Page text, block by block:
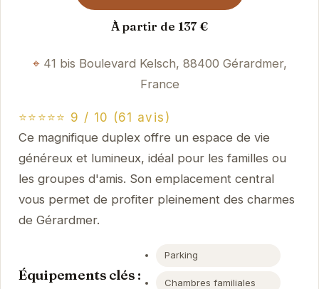
À partir de 137 €
41 bis Boulevard Kelsch, 88400 Gérardmer,
France
⭐⭐⭐⭐⭐ 9 / 10 (61 avis)
Ce magnifique duplex offre un espace de vie
généreux et lumineux, idéal pour les familles ou
les groupes d'amis. Son emplacement central
vous permet de profiter pleinement des charmes
de Gérardmer.
Équipements clés :
Parking
Chambres familiales